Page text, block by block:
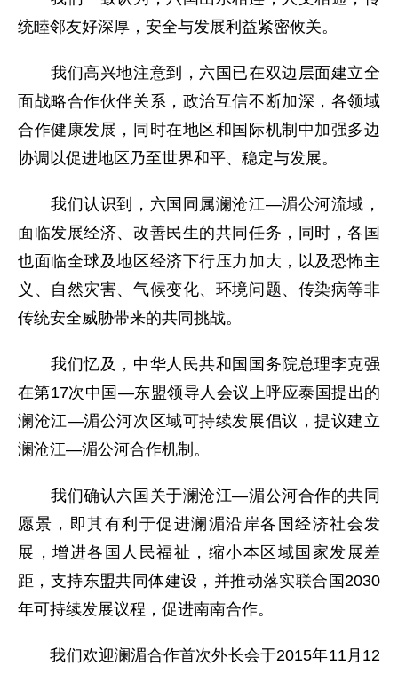
统睦邻友好深厚，安全与发展利益紧密攸关。
我们高兴地注意到，六国已在双边层面建立全
面战略合作伙伴关系，政治互信不断加深，各领域
合作健康发展，同时在地区和国际机制中加强多边
协调以促进地区乃至世界和平、稳定与发展。
我们认识到，六国同属澜沧江—湄公河流域，
面临发展经济、改善民生的共同任务，同时，各国
也面临全球及地区经济下行压力加大，以及恐怖主
义、自然灾害、气候变化、环境问题、传染病等非
传统安全威胁带来的共同挑战。
我们忆及，中华人民共和国国务院总理李克强
在第17次中国—东盟领导人会议上呼应泰国提出的
澜沧江—湄公河次区域可持续发展倡议，提议建立
澜沧江—湄公河合作机制。
我们确认六国关于澜沧江—湄公河合作的共同
愿景，即其有利于促进澜湄沿岸各国经济社会发
展，增进各国人民福祉，缩小本区域国家发展差
距，支持东盟共同体建设，并推动落实联合国2030
年可持续发展议程，促进南南合作。
我们欢迎澜湄合作首次外长会于2015年11月12